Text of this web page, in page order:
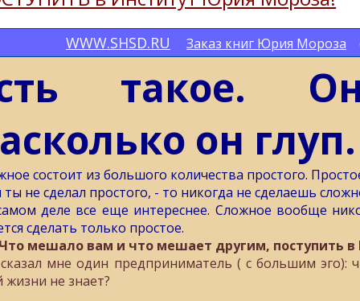
WWW.SHSD.RU Заказ книг Юрия Мороза
такое.
он глуп.
состоит из большого количества простого.
ты не сделал простого, - то никогда не сделаешь
деле все еще интереснее. Сложное вообще
сделать только простое.
мешало вам и что мешает другим, поступить
мне один предприниматель ( с большим
жизни не знает?